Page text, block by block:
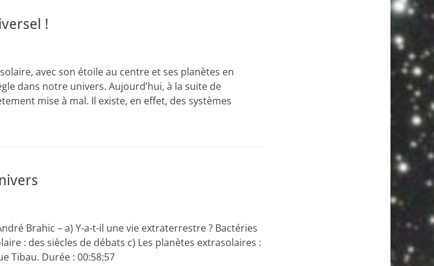
!
avec son étoile au centre et ses planètes en
dans notre univers. Aujourd’hui, à la suite de
mise à mal. Il existe, en effet, des systèmes
André Brahic – a) Y-a-t-il une vie extraterrestre ? Bactéries
: des siècles de débats c) Les planètes extrasolaires :
Tibau. Durée : 00:58:57